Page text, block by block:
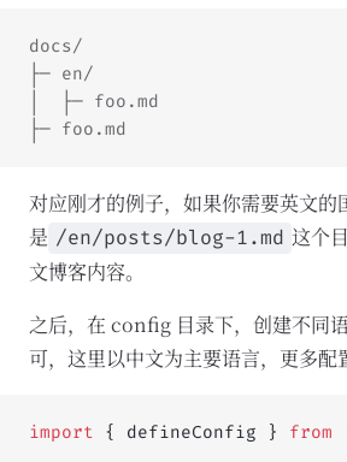
docs/
├─ en/
│  ├─ foo.md
├─ foo.md
对应刚才的例子，如果你需要英文的
是 /en/posts/blog-1.md 这个
文博客内容。
之后，在 config 目录下，创建不同
可，这里以中文为主要语言，更多配
import { defineConfig } from